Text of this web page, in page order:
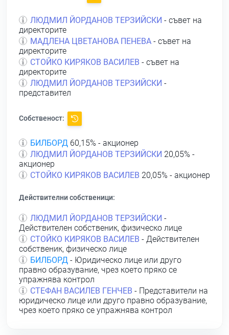
ЛЮДМИЛ ЙОРДАНОВ ТЕРЗИЙСКИ - съвет на
директорите
МАДЛЕНА ЦВЕТАНОВА ПЕНЕВА - съвет на
директорите
СТОЙКО КИРЯКОВ ВАСИЛЕВ - съвет на
директорите
ЛЮДМИЛ ЙОРДАНОВ ТЕРЗИЙСКИ -
представител
Собственост:
БИЛБОРД 60,15% - акционер
ЛЮДМИЛ ЙОРДАНОВ ТЕРЗИЙСКИ 20,05% -
акционер
СТОЙКО КИРЯКОВ ВАСИЛЕВ 20,05% - акционер
Действителни собственици:
ЛЮДМИЛ ЙОРДАНОВ ТЕРЗИЙСКИ -
Действителен собственик, физическо лице
СТОЙКО КИРЯКОВ ВАСИЛЕВ - Действителен
собственик, физическо лице
БИЛБОРД - Юридическо лице или друго
правно образувание, чрез което пряко се
упражнява контрол
СТЕФАН ВАСИЛЕВ ГЕНЧЕВ - Представители на
юридическо лице или друго правно образувание,
чрез което пряко се упражнява контрол